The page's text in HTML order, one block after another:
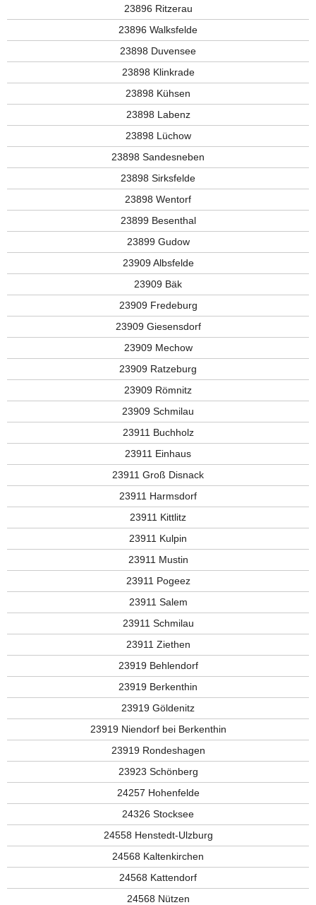
23896 Ritzerau
23896 Walksfelde
23898 Duvensee
23898 Klinkrade
23898 Kühsen
23898 Labenz
23898 Lüchow
23898 Sandesneben
23898 Sirksfelde
23898 Wentorf
23899 Besenthal
23899 Gudow
23909 Albsfelde
23909 Bäk
23909 Fredeburg
23909 Giesensdorf
23909 Mechow
23909 Ratzeburg
23909 Römnitz
23909 Schmilau
23911 Buchholz
23911 Einhaus
23911 Groß Disnack
23911 Harmsdorf
23911 Kittlitz
23911 Kulpin
23911 Mustin
23911 Pogeez
23911 Salem
23911 Schmilau
23911 Ziethen
23919 Behlendorf
23919 Berkenthin
23919 Göldenitz
23919 Niendorf bei Berkenthin
23919 Rondeshagen
23923 Schönberg
24257 Hohenfelde
24326 Stocksee
24558 Henstedt-Ulzburg
24568 Kaltenkirchen
24568 Kattendorf
24568 Nützen